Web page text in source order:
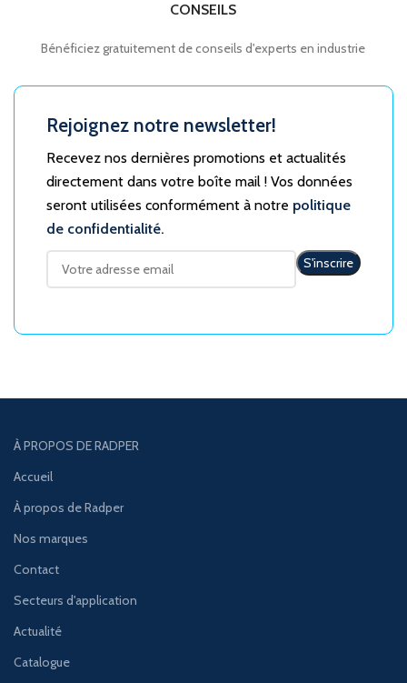
CONSEILS
Bénéficiez gratuitement de conseils d'experts en industrie
Rejoignez notre newsletter!
Recevez nos dernières promotions et actualités
directement dans votre boîte mail ! Vos données
seront utilisées conformément à notre politique
de confidentialité.
À PROPOS DE RADPER
Accueil
À propos de Radper
Nos marques
Contact
Secteurs d'application
Actualité
Catalogue